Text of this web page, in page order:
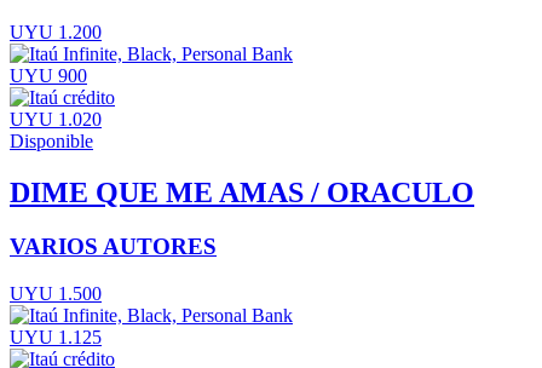
UYU 1.200
UYU 900
UYU 1.020
Disponible
DIME QUE ME AMAS / ORACULO
VARIOS AUTORES
UYU 1.500
UYU 1.125